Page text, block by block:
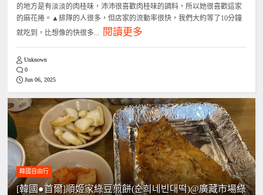
的地方是有淡淡的肉桂味，沛沛很喜歡肉桂味的調料，所以她很喜歡這家
的麻花捲。▲排隊的人很多，但店家的流動率很快，我們大約等了10分鐘
就吃到，比想像的快很多...
閱讀更多
Unknown
0
Jun 06, 2025
韓國自由行
[韓國●首爾]順姬家綠豆煎餅(순희네빈대떡)@廣藏市場綠